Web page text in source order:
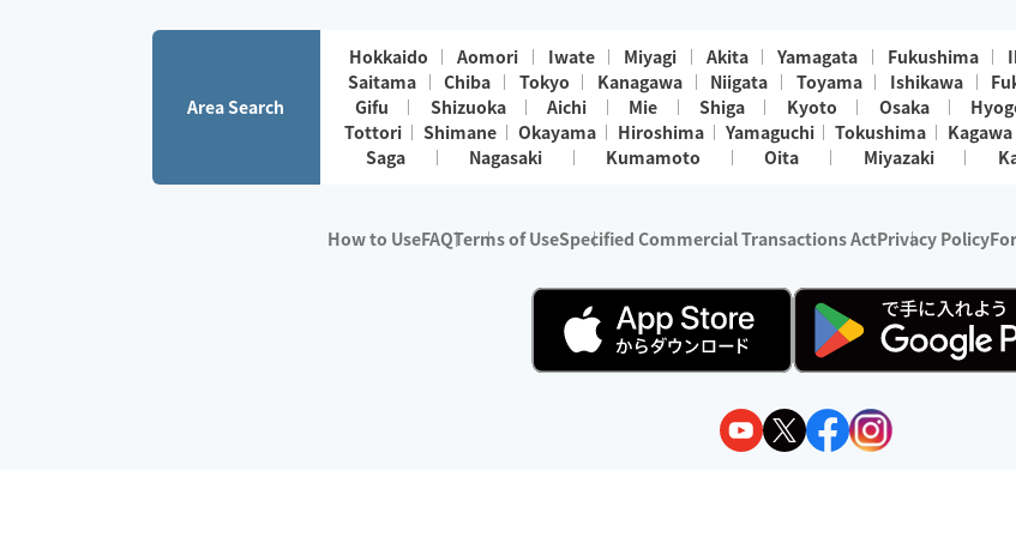
Area Search
Hokkaido Aomori Iwate Miyagi Akita Yamagata Fukushima
Saitama
Chiba Tokyo Kanagawa Niigata Toyama Ishikawa
Gifu
Shizuoka Aichi Mie Shiga Kyoto Osaka
Tottori
Shimane Okayama Hiroshima Yamaguchi Tokushima Kagawa
Saga
Nagasaki Kumamoto Oita Miyazaki
How to UseFAQTerms of UseSpecified Commercial Transactions ActPrivacy Policy